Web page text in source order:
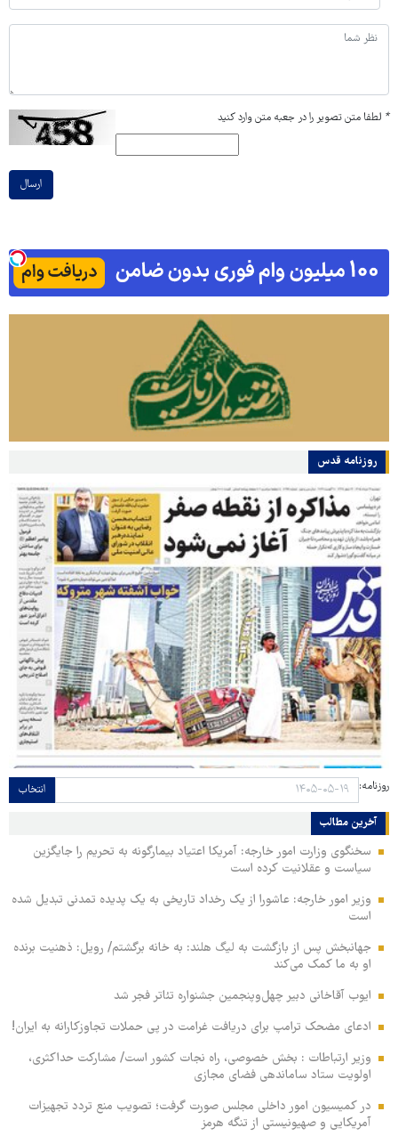
* لطفا متن تصویر را در جعبه متن وارد کنید
ارسال
روزنامه قدس
روزنامه: انتخاب
آخرین مطالب
سخنگوی وزارت امور خارجه: آمریکا اعتیاد بیمارگونه به تحریم را جایگزین
سیاست و عقلانیت کرده است
وزیر امور خارجه: عاشورا از یک رخداد تاریخی به یک پدیده تمدنی تبدیل شده
است
جهانبخش پس از بازگشت به لیگ هلند: به خانه برگشتم/ رویل: ذهنیت برنده
او به ما کمک می‌کند
ایوب آقاخانی دبیر چهل‌وپنجمین جشنواره تئاتر فجر شد
ادعای مضحک ترامپ برای دریافت غرامت در پی حملات تجاوزکارانه به ایران!
وزیر ارتباطات : بخش خصوصی، راه نجات کشور است/ مشارکت حداکثری،
اولویت ستاد ساماندهی فضای مجازی
در کمیسیون امور داخلی مجلس صورت گرفت؛ تصویب منع تردد تجهیزات
آمریکایی و صهیونیستی از تنگه هرمز